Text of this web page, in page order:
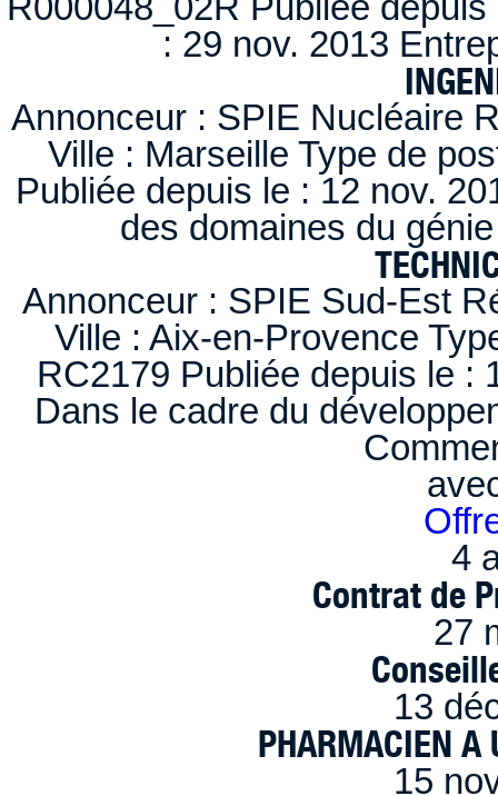
: 29 nov. 2013
Annonceur : SPIE Nucléaire
Ville : Marseille Type de
Publiée depuis le : 12 nov.
des domaines du
Annonceur : SPIE Sud-Est
Ville : Aix-en-Provence
RC2179 Publiée depuis le :
Dans le cadre du
4
Contrat de
27
13
PHARMACIEN A
15